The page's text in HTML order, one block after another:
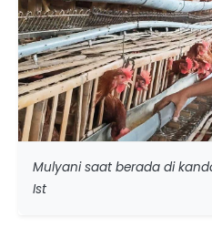
Mulyani saat berada di
Ist